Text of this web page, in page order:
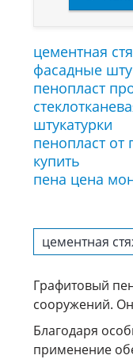
цементная
фасадные
пенопласт
штукатурки
пенопласт от
купить
пена цена
цементная
Графитовый
сооружений. Он
Благодаря
применение